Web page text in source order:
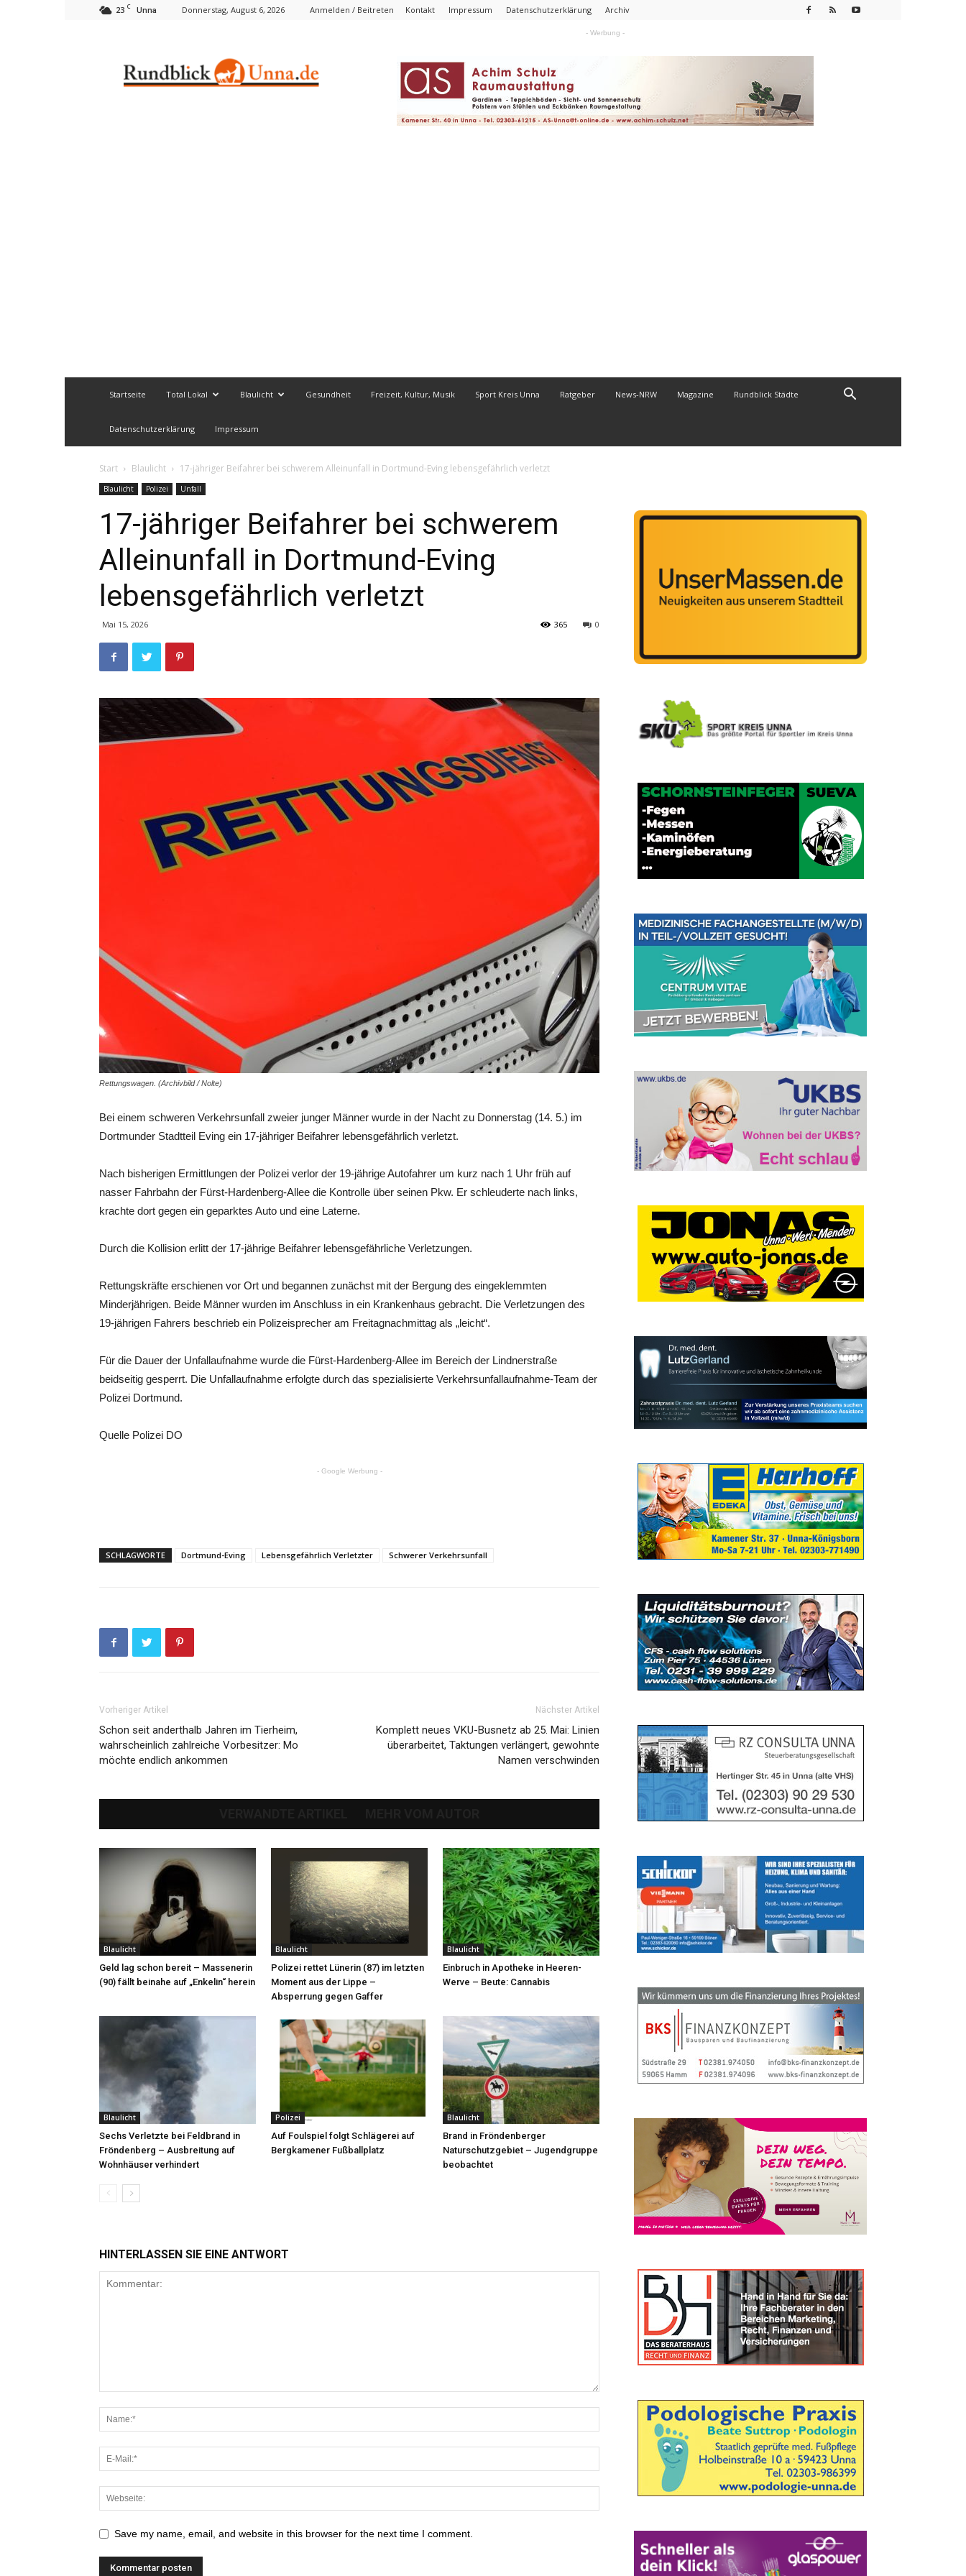
23 C Unna Donnerstag, August 6, 2026 Anmelden / Beitreten Kontakt Impressum Datenschutzerklärung Archiv
- Werbung -
Startseite Total Lokal Blaulicht Gesundheit Freizeit, Kultur, Musik Sport Kreis Unna Ratgeber News-NRW Magazine Rundblick Städte
Datenschutzerklärung Impressum
Start Blaulicht 17-jähriger Beifahrer bei schwerem Alleinunfall in Dortmund-Eving lebensgefährlich verletzt
Blaulicht Polizei Unfall
17-jähriger Beifahrer bei schwerem
Alleinunfall in Dortmund-Eving
lebensgefährlich verletzt
Mai 15, 2026 0
365
Rettungswagen. (Archivbild / Nolte)
Bei einem schweren Verkehrsunfall zweier junger Männer wurde in der Nacht zu Donnerstag (14. 5.) im
Dortmunder Stadtteil Eving ein 17-jähriger Beifahrer lebensgefährlich verletzt.
Nach bisherigen Ermittlungen der Polizei verlor der 19-jährige Autofahrer um kurz nach 1 Uhr früh auf
nasser Fahrbahn der Fürst-Hardenberg-Allee die Kontrolle über seinen Pkw. Er schleuderte nach links,
krachte dort gegen ein geparktes Auto und eine Laterne.
Durch die Kollision erlitt der 17-jährige Beifahrer lebensgefährliche Verletzungen.
Rettungskräfte erschienen vor Ort und begannen zunächst mit der Bergung des eingeklemmten
Minderjährigen. Beide Männer wurden im Anschluss in ein Krankenhaus gebracht. Die Verletzungen des
19-jährigen Fahrers beschrieb ein Polizeisprecher am Freitagnachmittag als „leicht“.
Für die Dauer der Unfallaufnahme wurde die Fürst-Hardenberg-Allee im Bereich der Lindnerstraße
beidseitig gesperrt. Die Unfallaufnahme erfolgte durch das spezialisierte Verkehrsunfallaufnahme-Team der
Polizei Dortmund.
Quelle Polizei DO
- Google Werbung -
SCHLAGWORTE Dortmund-Eving Lebensgefährlich Verletzter Schwerer Verkehrsunfall
Vorheriger Artikel
Schon seit anderthalb Jahren im Tierheim,
wahrscheinlich zahlreiche Vorbesitzer: Mo
möchte endlich ankommen
Nächster Artikel
Komplett neues VKU-Busnetz ab 25. Mai: Linien
überarbeitet, Taktungen verlängert, gewohnte
Namen verschwinden
Blaulicht
Geld lag schon bereit – Massenerin
(90) fällt beinahe auf „Enkelin“ herein
Blaulicht
Polizei rettet Lünerin (87) im letzten
Moment aus der Lippe –
Absperrung gegen Gaffer
Blaulicht
Einbruch in Apotheke in Heeren-
Werve – Beute: Cannabis
Blaulicht
Sechs Verletzte bei Feldbrand in
Fröndenberg – Ausbreitung auf
Wohnhäuser verhindert
Polizei
Auf Foulspiel folgt Schlägerei auf
Bergkamener Fußballplatz
Blaulicht
Brand in Fröndenberger
Naturschutzgebiet – Jugendgruppe
beobachtet
HINTERLASSEN SIE EINE ANTWORT
Save my name, email, and website in this browser for the next time I comment.